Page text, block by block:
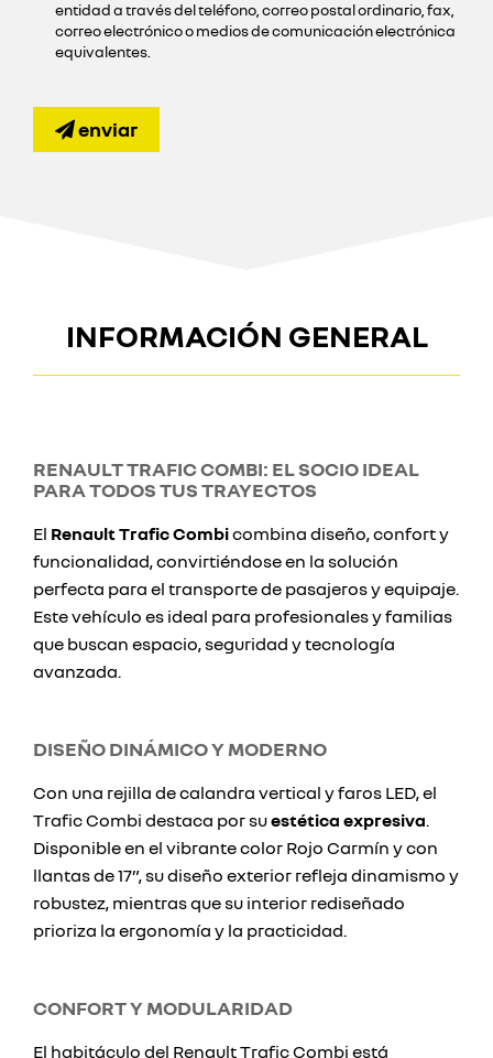
entidad a través del teléfono, correo postal ordinario, fax,
correo electrónico o medios de comunicación electrónica
equivalentes.
enviar
INFORMACIÓN GENERAL
RENAULT TRAFIC COMBI: EL SOCIO IDEAL
PARA TODOS TUS TRAYECTOS
El Renault Trafic Combicombina diseño, confort y
funcionalidad, convirtiéndose en la solución
perfecta para el transporte de pasajeros y equipaje.
Este vehículo es ideal para profesionales y familias
que buscan espacio, seguridad y tecnología
avanzada.
DISEÑO DINÁMICO Y MODERNO
Con una rejilla de calandra vertical y faros LED, el
Trafic Combi destaca por suestética expresiva.
Disponible en el vibrante color Rojo Carmín y con
llantas de 17”, su diseño exterior refleja dinamismo y
robustez, mientras que su interior rediseñado
prioriza la ergonomía y la practicidad.
CONFORT Y MODULARIDAD
El habitáculo del Renault Trafic Combi está